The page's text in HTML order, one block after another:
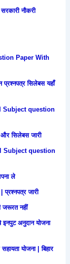
नौकरी
Paper With
प्रश्नपत्र सिलेबस यहाँ
Subject question
और सिलेबस जारी
Subject question
ले
प्रश्नपत्र जारी
जरूरत नहीं
इनपुट अनुदान योजना
योजना | बिहार